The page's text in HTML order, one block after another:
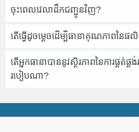
ចុះពេលវេលាដឹកជញ្ជូនវិញ?
តើធ្វើដូចម្តេចដើម្បីធានាគុណភាពនៃ
តើអ្នកធានាបាននូវស្ថិរភាពនៃការផ្គត់
របៀបណា?